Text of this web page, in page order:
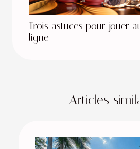
Trois astuces pour jouer
ligne
Articles